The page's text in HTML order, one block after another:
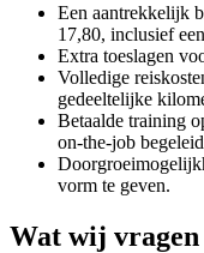
Een aantrekkelijk
17,80, inclusief
Extra toeslagen
Volledige
gedeeltelijke
Betaalde training
on-the-job
vorm te geven.
Wat wij vragen